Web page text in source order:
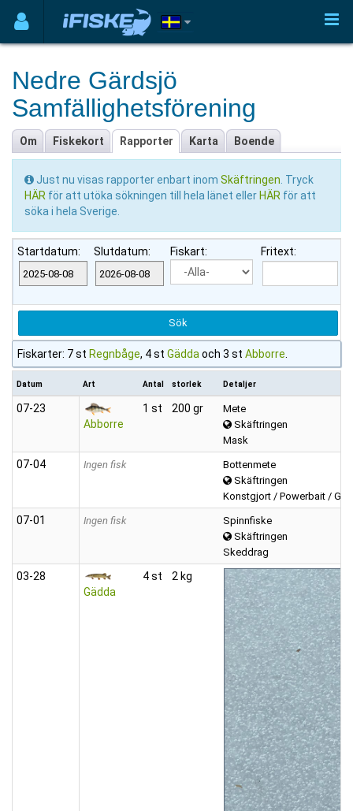
Nedre Gärdsjö
Samfällighetsförening
Om Fiskekort Rapporter Karta Boende
Just nu visas rapporter enbart inom Skäftringen . Tryck
HÄR för att utöka sökningen till hela länet eller HÄR för att
söka i hela Sverige.
Startdatum: Slutdatum: Fiskart: Fritext:
Fiskarter: 7 st Regnbåge, 4 st Gädda och 3 st Abborre
Datum Art Antal storlek Detaljer
07‑23
Abborre
1 st 200 gr
Mete
Skäftringen
Mask
07‑04 Ingen fisk
Bottenmete
Skäftringen
Konstgjort / Powerbait /
07‑01 Ingen fisk
Spinnfiske
Skäftringen
Skeddrag
03‑28
Gädda
4 st 2 kg